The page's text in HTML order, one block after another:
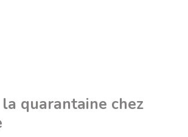
quarantaine chez